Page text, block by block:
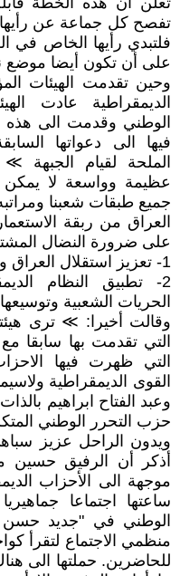
تفصح كل جماعة عن رأيها
فلتبدي رأيها الخاص في
على أن تكون أيضا
وحين تقدمت الهيئات
الديمقراطية عادت
الوطني وقدمت الى هذه
فيها الى دعواتها
الملحة لقيام الجبهة
عظيمة وواسعة لا يمكن
جميع طبقات شعبنا
العراق من ربقة
على ضرورة النضال
1- تعزيز استقلال العراق وسيادته.
2- تطبيق النظام
الحريات الشعبية
وقالت أخيرا: ≫ ترى
التي تقدمت بها سابقا
التي ظهرت فيها
القوى الديمقراطية
وعبد الفتاح ابراهيم
حزب التحرر الوطني
ويدون الراحل عزيز
أذكر أن الرفيق حسين
موجهة الى الأحزاب
ساعتها اجتماعا
الوطني في "جديد حسن
منظمي الاجتماع لتقرأ
للحاضرين. حملتها الى